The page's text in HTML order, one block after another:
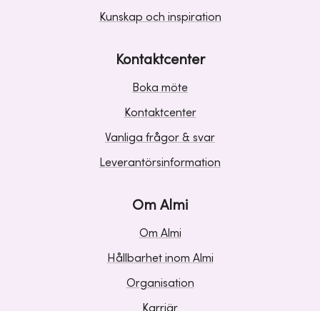
Kunskap och inspiration
Kontaktcenter
Boka möte
Kontaktcenter
Vanliga frågor & svar
Leverantörsinformation
Om Almi
Om Almi
Hållbarhet inom Almi
Organisation
Karriär